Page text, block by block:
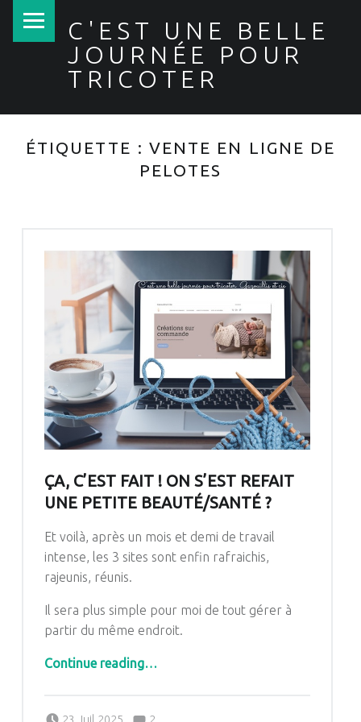
C'EST UNE BELLE
JOURNÉE POUR
TRICOTER
ÉTIQUETTE : VENTE EN LIGNE DE
PELOTES
ÇA, C’EST FAIT ! ON S’EST REFAIT
UNE PETITE BEAUTÉ/SANTÉ ?
Et voilà, après un mois et demi de travail
intense, les 3 sites sont enfin rafraichis,
rajeunis, réunis.
Il sera plus simple pour moi de tout gérer à
partir du même endroit.
Continue reading“Ça, c’est fait ! On s’est refait une petite beauté/santé ?”…
Comments: